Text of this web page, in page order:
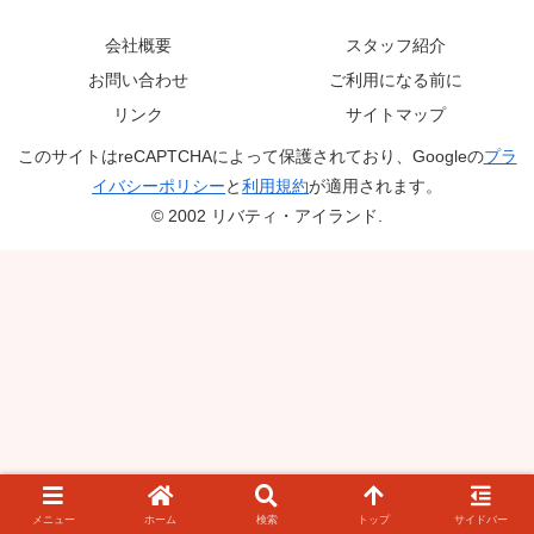
会社概要
スタッフ紹介
お問い合わせ
ご利用になる前に
リンク
サイトマップ
このサイトはreCAPTCHAによって保護されており、Googleのプラ
イバシーポリシーと利用規約が適用されます。
© 2002 リバティ・アイランド.
メニュー ホーム 検索 トップ サイドバー